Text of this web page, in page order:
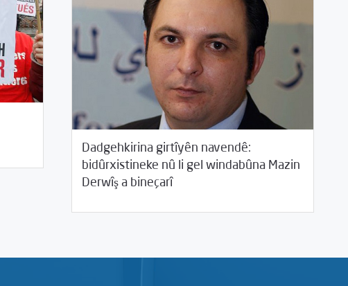
Dadgehkirina girtîyên navendê:
bidûrxistineke nû li gel windabûna Mazin
Derwîş a bineçarî
07/23/2015 2015/Beyannameyên SCMê